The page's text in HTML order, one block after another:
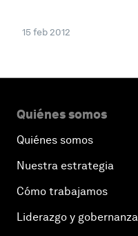
15 feb 2012
Quiénes somos
Quiénes somos
Nuestra estrategia
Cómo trabajamos
Liderazgo y gobernanza